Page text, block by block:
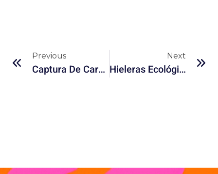
Previous
Captura De Carbono: La Solución Innovadora Para Reducir El CO2 Global
Next
Hieleras Ecológicas: Mantén Todo Frío Y Al Planeta Limpio